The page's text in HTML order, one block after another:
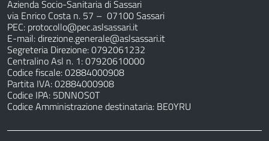
Azienda Socio-Sanitaria di Sassari
via Enrico Costa n. 57 – 07100 Sassari
PEC: protocollo@pec.aslsassari.it
E-mail:direzione.generale@aslsassari.it
Segreteria Direzione: 0792061232
Centralino Asl n. 1: 07920610000
Codice fiscale: 02884000908
Partita IVA: 02884000908
Codice IPA: 5DNNOS0T
Codice Amministrazione destinataria: BE0YRU